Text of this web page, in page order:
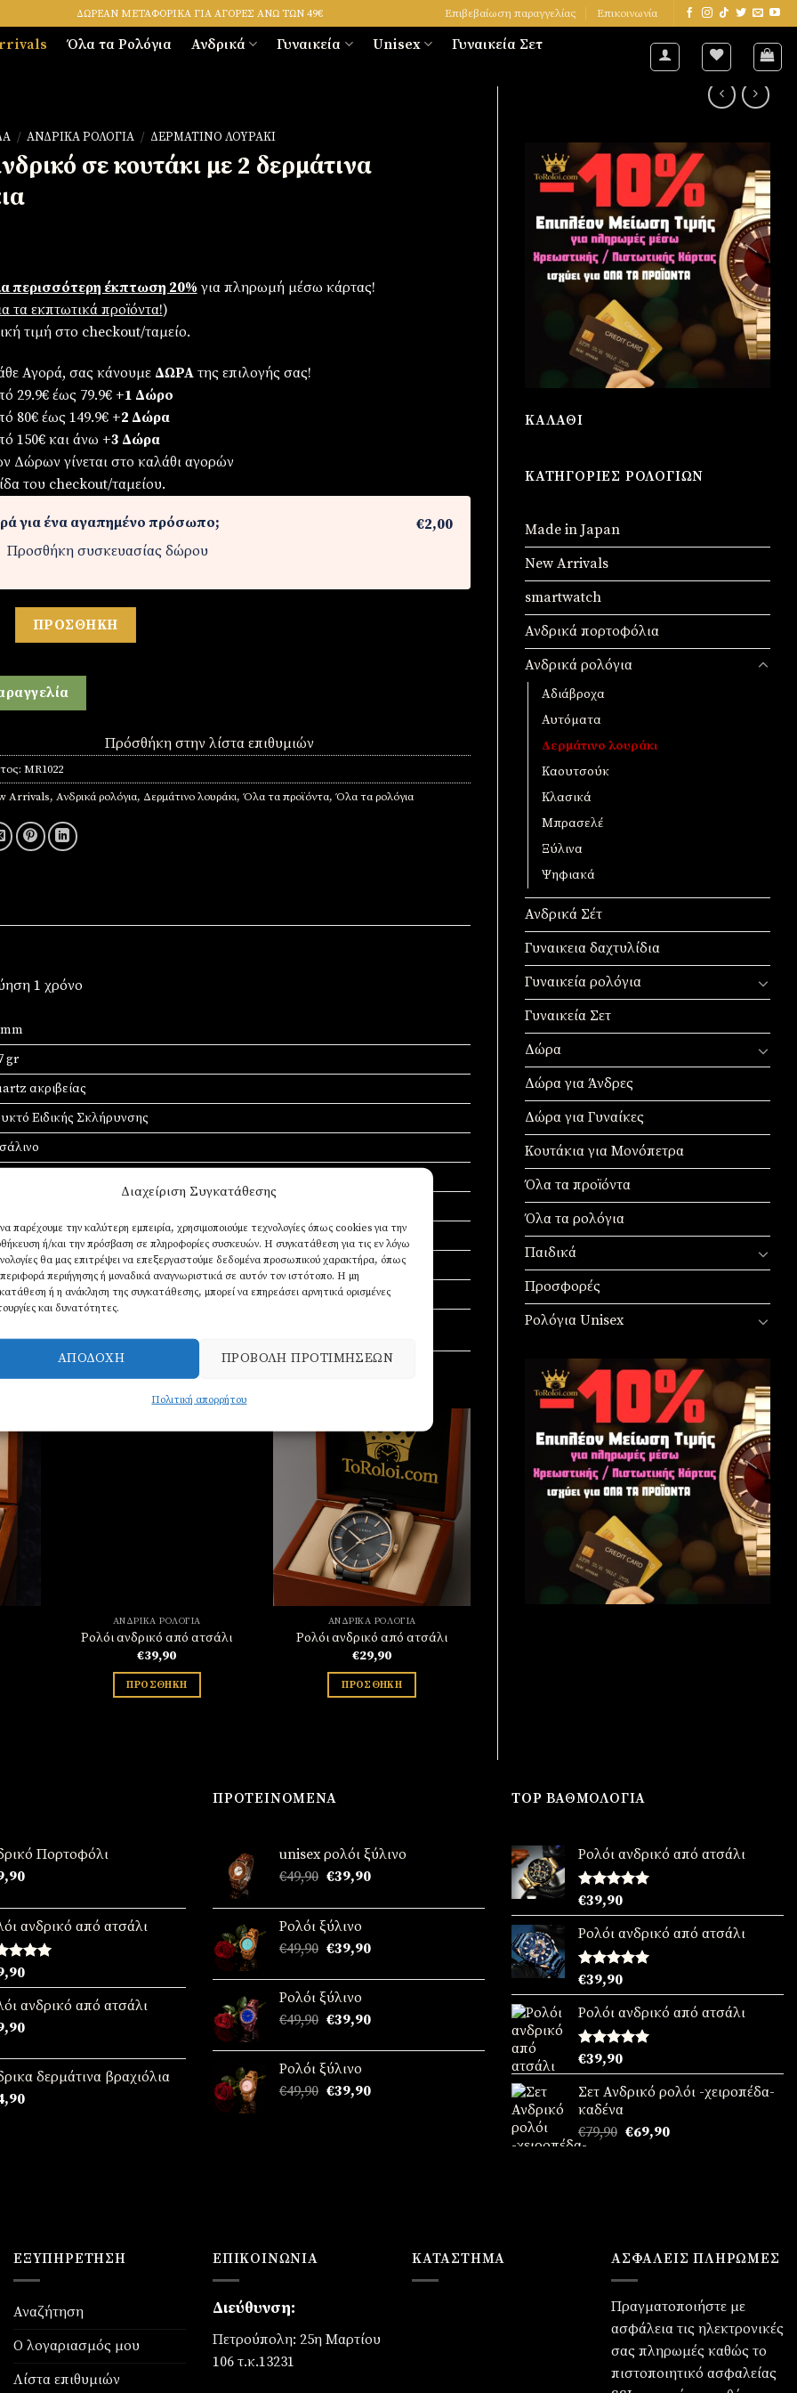
Διαχείριση Συγκατάθεσης
παρέχουμε την καλύτερη εμπειρία, χρησιμοποιούμε τεχνολογίες όπως cookies για την
ή/και την πρόσβαση σε πληροφορίες συσκευών. Η συγκατάθεση για τις εν λόγω
θα μας επιτρέψει να επεξεργαστούμε δεδομένα προσωπικού χαρακτήρα, όπως
περιήγησης ή μοναδικά αναγνωριστικά σε αυτόν τον ιστότοπο. Η μη
ή η ανάκληση της συγκατάθεσης, μπορεί να επηρεάσει αρνητικά ορισμένες
και δυνατότητες.
ΑΠΟΔΟΧΉ ΠΡΟΒΟΛΉ ΠΡΟΤΙΜΉΣΕΩΝ
Πολιτική απορρήτου
ΔΩΡΕΑΝ ΜΕΤΑΦΟΡΙΚΑ ΓΙΑ ΑΓΟΡΕΣ ΑΝΩ ΤΩΝ 49€ Επιβεβαίωση παραγγελίας Επικοινωνία
Όλα τα Ρολόγια Ανδρικά Γυναικεία Unisex
Γυναικεία Σετ
ΚΑΛΆΘΙ
ΚΑΤΗΓΟΡΊΕΣ ΡΟΛΟΓΙΏΝ
Made in Japan
New Arrivals
smartwatch
Ανδρικά πορτοφόλια
Ανδρικά ρολόγια
Αδιάβροχα
Αυτόματα
Δερμάτινο λουράκι
Καουτσούκ
Κλασικά
Μπρασελέ
Ξύλινα
Ψηφιακά
Ανδρικά Σέτ
Γυναικεια δαχτυλίδια
Γυναικεία ρολόγια
Γυναικεία Σετ
Δώρα
Δώρα για Άνδρες
Δώρα για Γυναίκες
Κουτάκια για Μονόπετρα
Όλα τα προϊόντα
Όλα τα ρολόγια
Παιδικά
Προσφορές
Ρολόγια Unisex
/ ΑΝΔΡΙΚΆ ΡΟΛΌΓΙΑ / ΔΕΡΜΆΤΙΝΟ ΛΟΥΡΆΚΙ
σε κουτάκι με 2 δερμάτινα
περισσότερη έκπτωση 20% για πληρωμή μέσω κάρτας!
τα εκπτωτικά προϊόντα!)
τιμή στο checkout/ταμείο.
Αγορά, σας κάνουμε ΔΩΡΑτης επιλογής σας!
29.9€ έως 79.9€ +1 Δώρο
80€ έως 149.9€ +2 Δώρα
150€ και άνω +3 Δώρα
Δώρων γίνεται στο καλάθι αγορών
του checkout/ταμείου.
για ένα αγαπημένο πρόσωπο;
Προσθήκη συσκευασίας δώρου
€2,00
ΠΡΟΣΘΉΚΗ
Πρόσθήκη στην λίστα επιθυμιών
MR1022
Arrivals, Ανδρικά ρολόγια, Δερμάτινο λουράκι, Όλα τα προϊόντα, Όλα τα ρολόγια
1 χρόνο
gr
ακριβείας
Ειδικής Σκλήρυνσης
ΑΝΔΡΙΚΆ ΡΟΛΌΓΙΑ
Ρολόι ανδρικό από ατσάλι
€39,90
ΠΡΟΣΘΉΚΗ
Πρόσθήκη
λίστα
επιθυμιών
ΑΝΔΡΙΚΆ ΡΟΛΌΓΙΑ
Ρολόι ανδρικό από ατσάλι
€29,90
ΠΡΟΣΘΉΚΗ
Πορτοφόλι
ανδρικό από ατσάλι
5.00
5
ανδρικό από ατσάλι
δερμάτινα βραχιόλια
ΠΡΟΤΕΙΝΌΜΕΝΑ
unisex ρολόι ξύλινο
€49,90 Original
was:
€49,90.
€39,90Η
τιμή
€39,90.
Ρολόι ξύλινο
€49,90 Original
was:
€49,90.
€39,90Η
τιμή
€39,90.
Ρολόι ξύλινο
€49,90 Original
was:
€49,90.
€39,90Η
τιμή
€39,90.
Ρολόι ξύλινο
€49,90 Original
€39,90Η
TOP ΒΑΘΜΟΛΟΓΊΑ
Ρολόι ανδρικό από ατσάλι
Βαθμολογήθηκε
με5.00
από 5
€39,90
Ρολόι ανδρικό από ατσάλι
Βαθμολογήθηκε
με5.00
από 5
€39,90
Ρολόι ανδρικό από ατσάλι
Βαθμολογήθηκε
με5.00
από 5
€39,90
Σετ Ανδρικό ρολόι -χειροπέδα-
καδένα
€79,90 Original
€69,90Η
ΕΞΥΠΗΡΈΤΗΣΗ
Αναζήτηση
Ο λογαριασμός μου
Λίστα επιθυμιών
ΕΠΙΚΟΙΝΩΝΊΑ
Διεύθυνση:
Πετρούπολη: 25η Μαρτίου
106 τ.κ.13231
ΚΑΤΆΣΤΗΜΑ ΑΣΦΑΛΕΙΣ ΠΛΗΡΩΜΕΣ
Πραγματοποιήστε με
ασφάλεια τις ηλεκτρονικές
σας πληρωμές καθώς το
πιστοποιητικό ασφαλείας